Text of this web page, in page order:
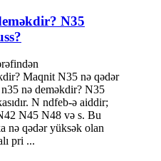
N35
Maqnit N35 nə qədər
nə deməkdir? N35
N ndfeb-ə aiddir;
N45 N48 və s. Bu
nə qədər yüksək olan
pri ...